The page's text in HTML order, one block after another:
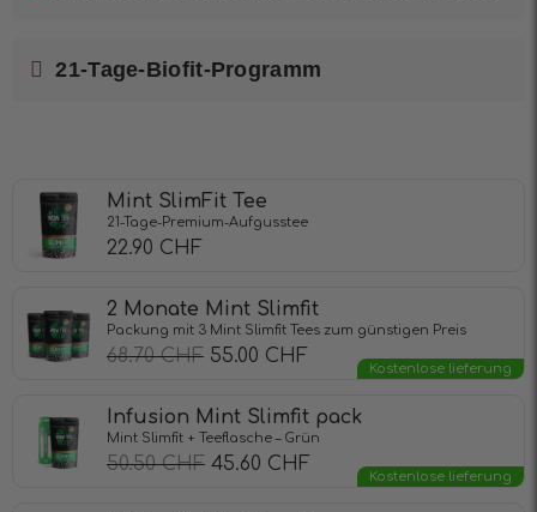
21-Tage-Biofit-Programm
Mint SlimFit Tee
21-Tage-Premium-Aufgusstee
22.90 CHF
2 Monate Mint Slimfit
Packung mit 3 Mint Slimfit Tees zum günstigen Preis
68.70CHF 55.00 CHF
Kostenlose lieferung
Infusion Mint Slimfit pack
Mint Slimfit + Teeflasche – Grün
50.50CHF 45.60 CHF
Kostenlose lieferung